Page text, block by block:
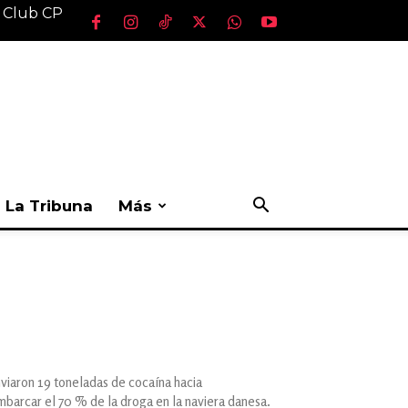
CP
La Tribuna Más
19 toneladas de cocaína hacia
el 70 % de la droga en la naviera danesa.